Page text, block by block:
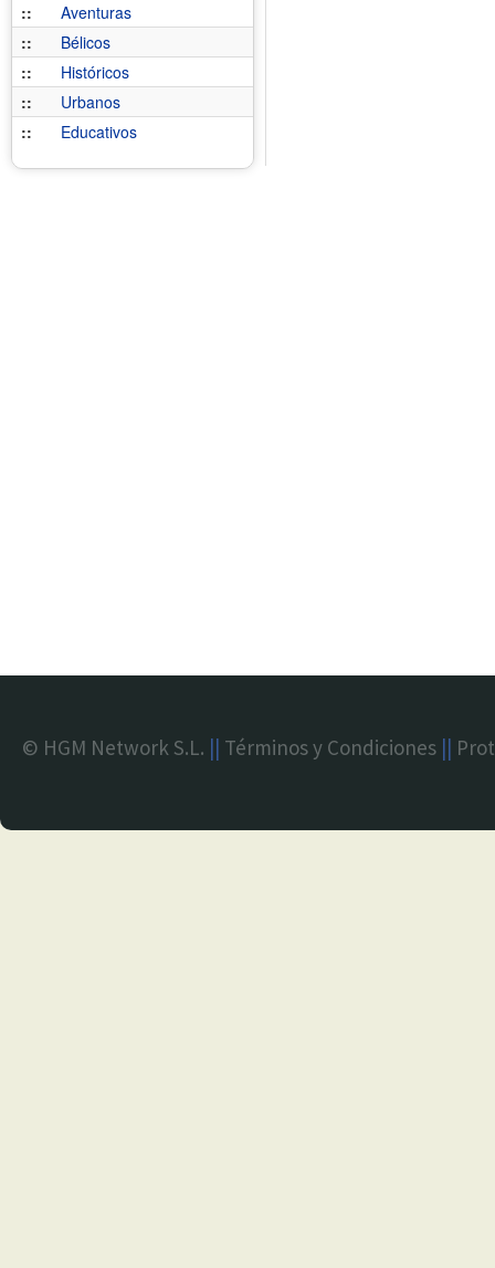
::
Aventuras
::
Bélicos
::
Históricos
::
Urbanos
::
Educativos
© HGM Network S.L. || Términos y Condiciones ||